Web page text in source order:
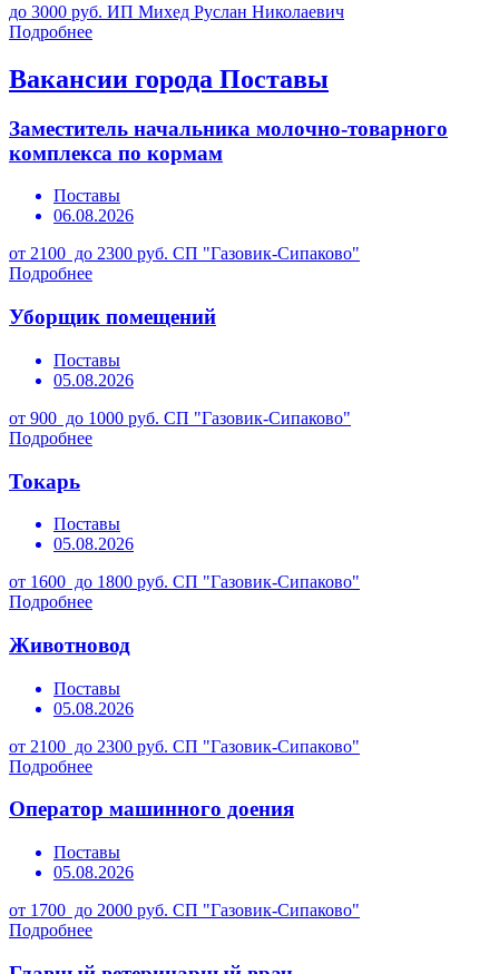
до 3000 руб. ИП Михед Руслан Николаевич
Подробнее
Вакансии города Поставы
Заместитель начальника молочно-товарного
комплекса по кормам
Поставы
06.08.2026
от 2100 до 2300 руб. СП "Газовик-Сипаково"
Подробнее
Уборщик помещений
Поставы
05.08.2026
от 900 до 1000 руб. СП "Газовик-Сипаково"
Подробнее
Токарь
Поставы
05.08.2026
от 1600 до 1800 руб. СП "Газовик-Сипаково"
Подробнее
Животновод
Поставы
05.08.2026
от 2100 до 2300 руб. СП "Газовик-Сипаково"
Подробнее
Оператор машинного доения
Поставы
05.08.2026
от 1700 до 2000 руб. СП "Газовик-Сипаково"
Подробнее